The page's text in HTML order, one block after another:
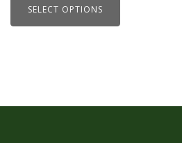
SELECT OPTIONS